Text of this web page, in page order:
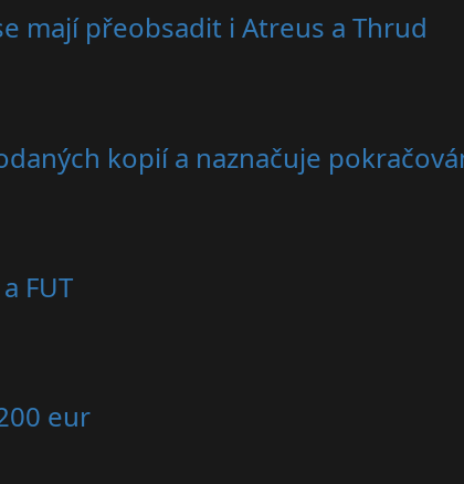
mají přeobsadit i Atreus a Thrud
kopií a naznačuje
FUT
eur